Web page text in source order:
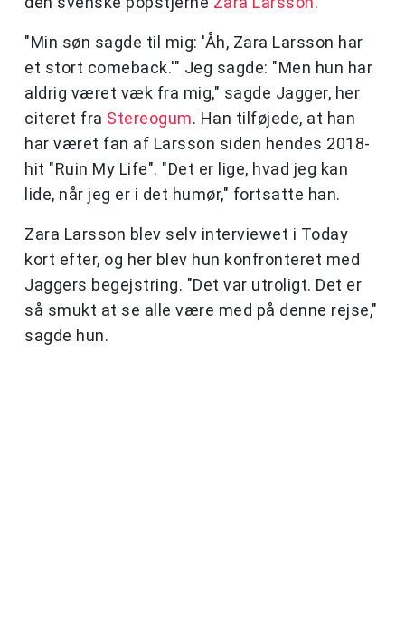
"Min søn sagde til mig: 'Åh, Zara Larsson har
et stort comeback.'" Jeg sagde: "Men hun har
aldrig været væk fra mig," sagde Jagger, her
citeret fra Stereogum. Han tilføjede, at han
har været fan af Larsson siden hendes 2018-
hit "Ruin My Life". "Det er lige, hvad jeg kan
lide, når jeg er i det humør," fortsatte han.
Zara Larsson blev selv interviewet i Today
kort efter, og her blev hun konfronteret med
Jaggers begejstring. "Det var utroligt. Det er
så smukt at se alle være med på denne rejse,"
sagde hun.